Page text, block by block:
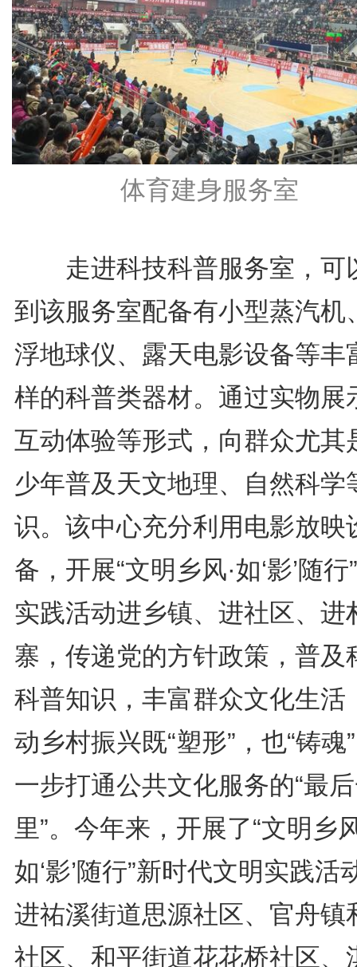
体育建身服务室
走进科技科普服务室，可
到该服务室配备有小型蒸汽机
浮地球仪、露天电影设备等丰
样的科普类器材。通过实物展
互动体验等形式，向群众尤其
少年普及天文地理、自然科学
识。该中心充分利用电影放映
备，开展“文明乡风·如‘影’随行
实践活动进乡镇、进社区、进
寨，传递党的方针政策，普及
科普知识，丰富群众文化生活
动乡村振兴既“塑形”，也“铸魂
一步打通公共文化服务的“最
里”。今年来，开展了“文明乡
如‘影’随行”新时代文明实践活
进祐溪街道思源社区、官舟镇
社区、和平街道花花桥社区、